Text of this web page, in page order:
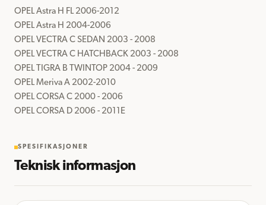
OPEL Astra H FL 2006-2012
OPEL Astra H 2004-2006
OPEL VECTRA C SEDAN 2003 - 2008
OPEL VECTRA C HATCHBACK 2003 - 2008
OPEL TIGRA B TWINTOP 2004 - 2009
OPEL Meriva A 2002-2010
OPEL CORSA C 2000 - 2006
OPEL CORSA D 2006 - 2011E
SPESIFIKASJONER
Teknisk informasjon